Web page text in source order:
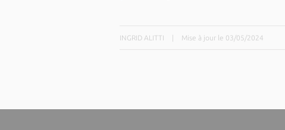
INGRID ALITTI Mise à jour le 03/05/2024